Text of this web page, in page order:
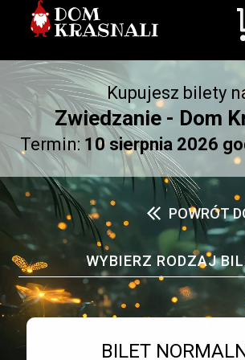
Kupujesz bilety
Zwiedzanie - Dom
Termin: 10 sierpnia 2026
POWRÓT
WYBIERZ RODZAJ
Bilet numer 1
Typ
BILET